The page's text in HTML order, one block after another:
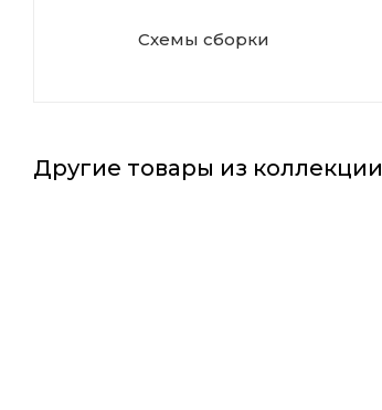
Схемы сборки
Другие товары из коллекции